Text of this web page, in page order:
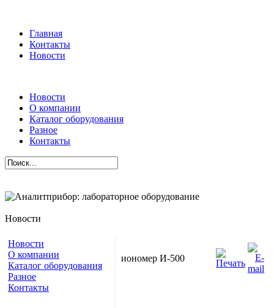
Главная
Контакты
Новости
Новости
О компании
Каталог оборудования
Разное
Контакты
Новости
Новости
О компании
Каталог оборудования
Разное
Контакты
иономер И-500